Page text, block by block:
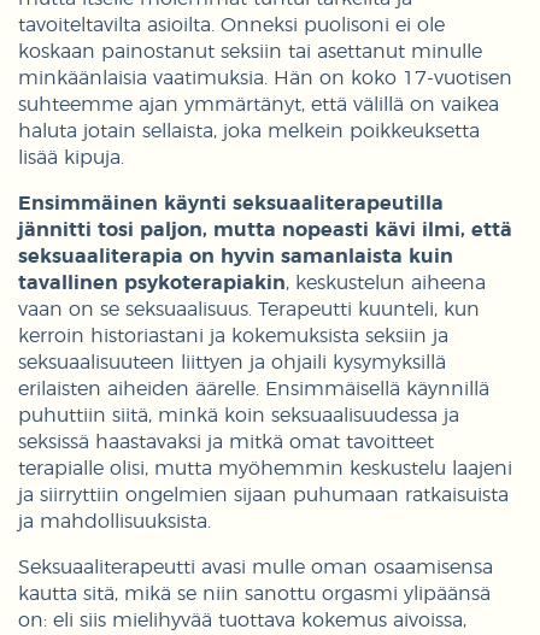
tavoiteltavilta asioilta. Onneksi puolisoni ei ole
koskaan painostanut seksiin tai asettanut minulle
minkäänlaisia vaatimuksia. Hän on koko 17-vuotisen
suhteemme ajan ymmärtänyt, että välillä on vaikea
haluta jotain sellaista, joka melkein poikkeuksetta
lisää kipuja.
Ensimmäinen käynti seksuaaliterapeutilla
jännitti tosi paljon, mutta nopeasti kävi ilmi, että
seksuaaliterapia on hyvin samanlaista kuin
tavallinen psykoterapiakin, keskustelun aiheena
vaan on se seksuaalisuus. Terapeutti kuunteli, kun
kerroin historiastani ja kokemuksista seksiin ja
seksuaalisuuteen liittyen ja ohjaili kysymyksillä
erilaisten aiheiden äärelle. Ensimmäisellä käynnillä
puhuttiin siitä, minkä koin seksuaalisuudessa ja
seksissä haastavaksi ja mitkä omat tavoitteet
terapialle olisi, mutta myöhemmin keskustelu laajeni
ja siirryttiin ongelmien sijaan puhumaan ratkaisuista
ja mahdollisuuksista.
Seksuaaliterapeutti avasi mulle oman osaamisensa
kautta sitä, mikä se niin sanottu orgasmi ylipäänsä
on: eli siis mielihyvää tuottava kokemus aivoissa,